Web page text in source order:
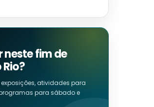
neste fim de
exposições, atividades para
para sábado e